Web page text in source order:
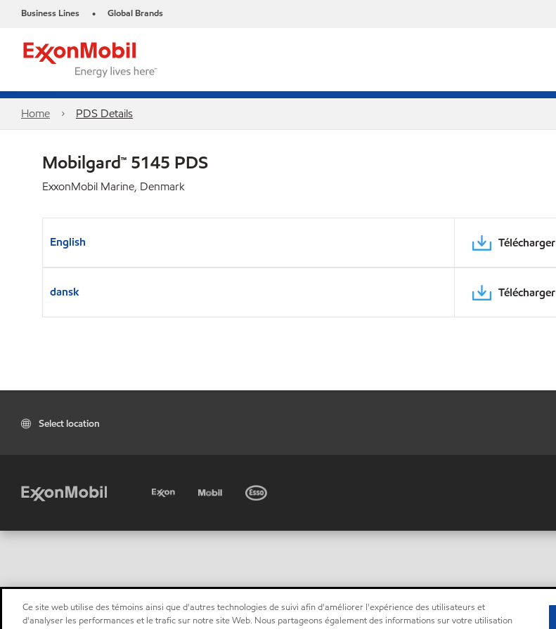
Business Lines • Global Brands
Home PDS Details
Mobilgard™ 5145 PDS
ExxonMobil Marine, Denmark
English Télécharger
dansk Télécharger
Select location
Ce site web utilise des témoins ainsi que d'autres technologies de suivi afin d'améliorer l'expérience des utilisateurs et
d'analyser les performances et le trafic sur notre site Web. Nous partageons également des informations sur votre utilisation